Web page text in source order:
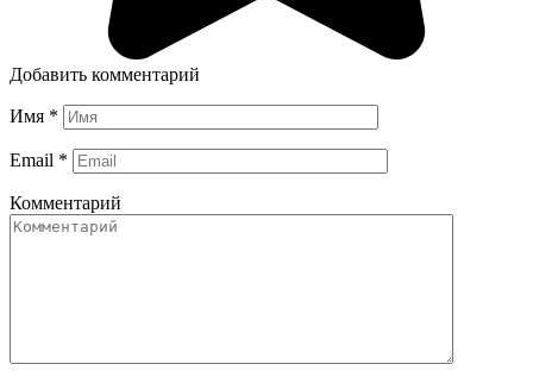
Добавить комментарий
Имя *
Email *
Комментарий